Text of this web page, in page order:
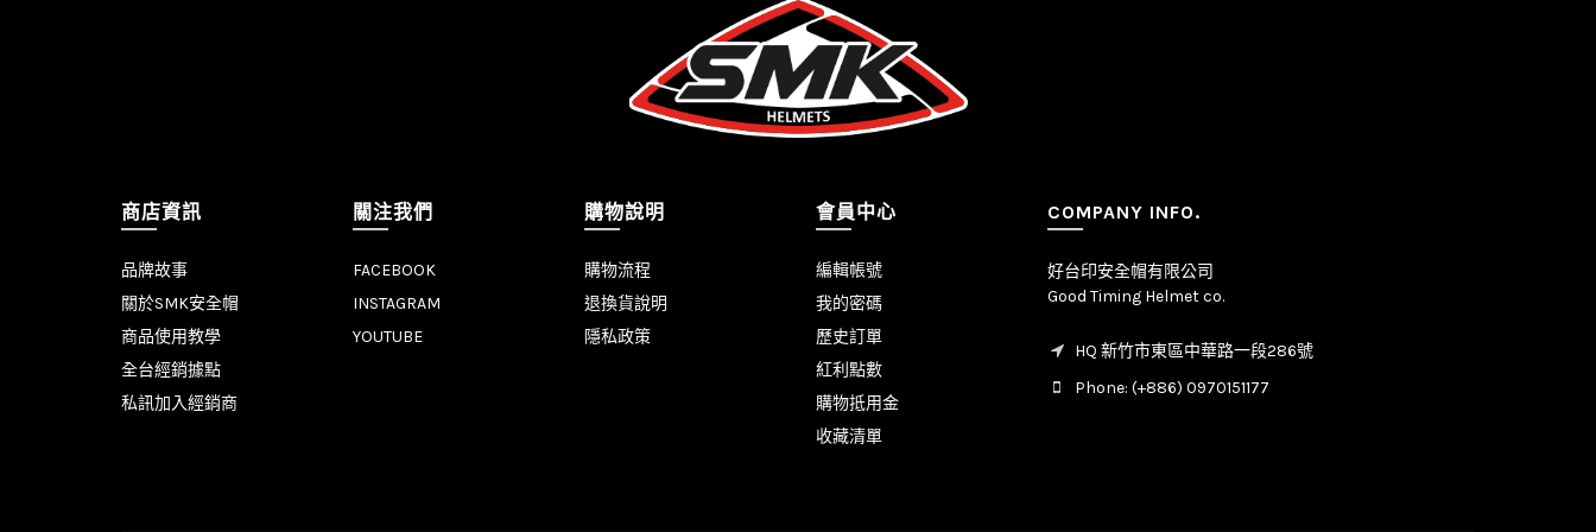
商店資訊
品牌故事
關於SMK安全帽
商品使用教學
全台經銷據點
私訊加入經銷商
關注我們
FACEBOOK
INSTAGRAM
YOUTUBE
購物說明
購物流程
退換貨說明
隱私政策
會員中心
編輯帳號
我的密碼
歷史訂單
紅利點數
購物抵用金
收藏清單
COMPANY INFO.
好台印安全帽有限公司
Good Timing Helmet co.
HQ 新竹市東區中華路一段286號
Phone: (+886) 0970151177